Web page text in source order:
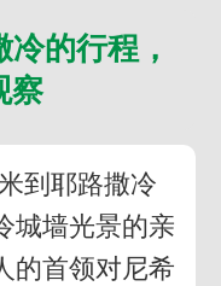
的行程，
察
到耶路撒冷
城墙光景的亲
的首领对尼希